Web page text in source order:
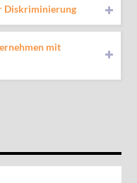
Diskriminierung
mit